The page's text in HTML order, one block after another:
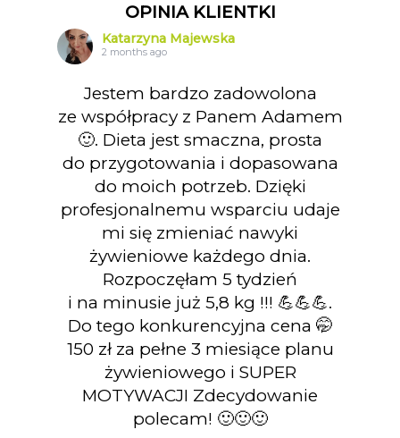
OPINIA KLIENTKI
Katarzyna Majewska
2 months ago
Jestem bardzo zadowolona
ze współpracy z Panem Adamem
🙂. Dieta jest smaczna, prosta
do przygotowania i dopasowana
do moich potrzeb. Dzięki
profesjonalnemu wsparciu udaje
mi się zmieniać nawyki
żywieniowe każdego dnia.
Rozpoczęłam 5 tydzień
i na minusie już 5,8 kg !!! 💪💪💪.
Do tego konkurencyjna cena 🤭
150 zł za pełne 3 miesiące planu
żywieniowego i SUPER
MOTYWACJI Zdecydowanie
polecam! 🙂🙂🙂